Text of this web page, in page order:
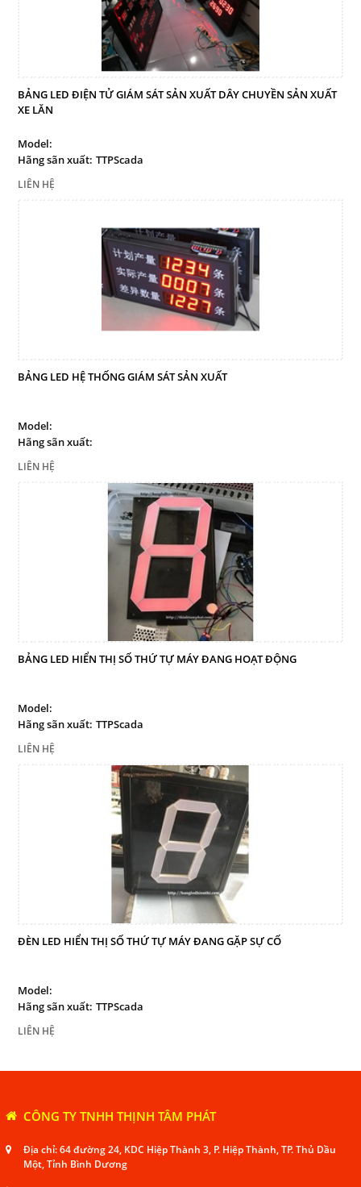
BẢNG LED ĐIỆN TỬ GIÁM SÁT SẢN XUẤT DÂY CHUYỀN SẢN XUẤT
XE LĂN
Model:
Hãng sãn xuất: TTPScada
LIÊN HỆ
BẢNG LED HỆ THỐNG GIÁM SÁT SẢN XUẤT
Model:
Hãng sãn xuất:
LIÊN HỆ
BẢNG LED HIỂN THỊ SỐ THỨ TỰ MÁY ĐANG HOẠT ĐỘNG
Model:
Hãng sãn xuất: TTPScada
LIÊN HỆ
ĐÈN LED HIỂN THỊ SỐ THỨ TỰ MÁY ĐANG GẶP SỰ CỐ
Model:
Hãng sãn xuất: TTPScada
LIÊN HỆ
CÔNG TY TNHH THỊNH TÂM PHÁT
Địa chỉ: 64 đường 24, KDC Hiệp Thành 3, P. Hiệp Thành, TP. Thủ Dầu
Một, Tỉnh Bình Dương